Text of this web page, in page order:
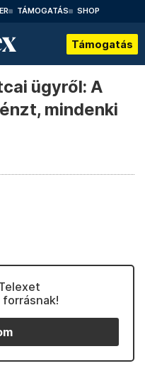
TÁMOGATÁS SHOP
Támogatás
ügyről: A
mindenki